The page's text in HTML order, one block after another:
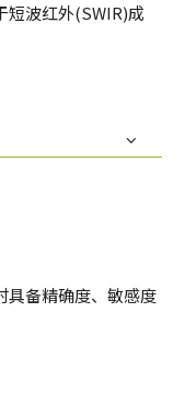
短波红外(SWIR)成
具备精确度、敏感度